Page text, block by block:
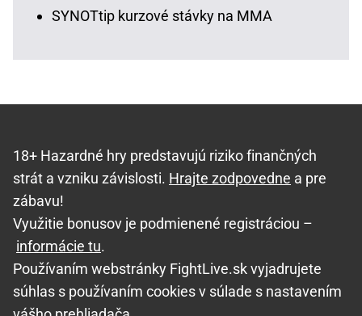
SYNOTtip kurzové stávky na MMA
18+ Hazardné hry predstavujú riziko finančných
strát a vzniku závislosti. Hrajte zodpovedne a pre
zábavu!
Využitie bonusov je podmienené registráciou –
informácie tu.
Používaním webstránky FightLive.sk vyjadrujete
súhlas s používaním cookies v súlade s nastavením